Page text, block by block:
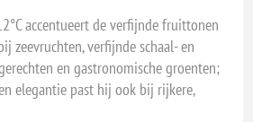
accentueert de verfijnde fruittonen
zeevruchten, verfijnde schaal- en
en gastronomische groenten;
elegantie past hij ook bij rijkere,